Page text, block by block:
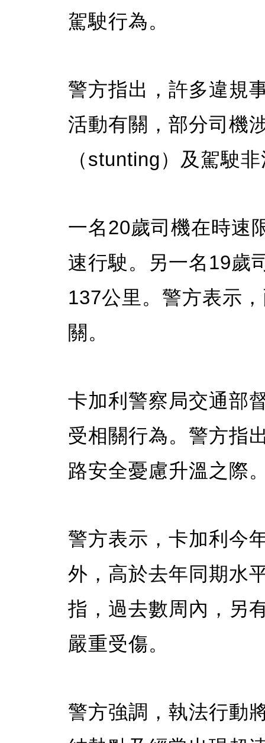
駕駛行為。
警方指出，許多違規
活動有關，部分司機
（stunting）及駕駛
一名20歲司機在時速
速行駛。另一名19歲
137公里。警方表示
關。
卡加利警察局交通部
受相關行為。警方指
路安全憂慮升溫之際
警方表示，卡加利今
外，高於去年同期水
指，過去數周內，另
嚴重受傷。
警方強調，執法行動